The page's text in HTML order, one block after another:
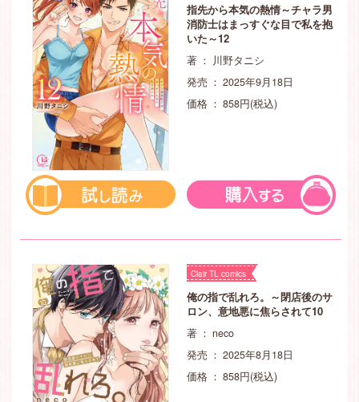
指先から本気の熱情～チャラ男
消防士はまっすぐな目で私を抱
いた～12
著 ： 川野タニシ
発売 ： 2025年9月18日
価格 ： 858円(税込)
Clair TL comics
俺の指で乱れろ。～閉店後のサ
ロン、意地悪に焦らされて10
著 ： neco
発売 ： 2025年8月18日
価格 ： 858円(税込)